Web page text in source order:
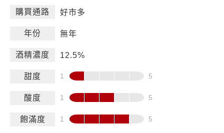
購買通路 好市多
年份 無年
酒精濃度 12.5%
甜度
酸度
飽滿度